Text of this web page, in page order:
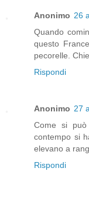
Anonimo 26
Quando
questo
pecorelle.
Rispondi
Anonimo 27
Come si
contempo si
elevano a
Rispondi